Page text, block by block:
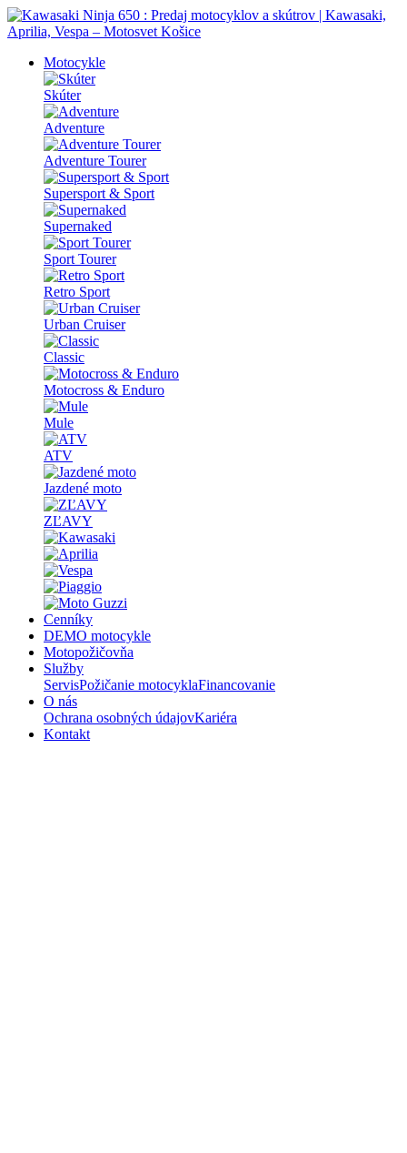
Motocykle
Skúter
Adventure
Adventure Tourer
Supersport & Sport
Supernaked
Sport Tourer
Retro Sport
Urban Cruiser
Classic
Motocross & Enduro
Mule
ATV
Jazdené moto
ZĽAVY
Cenníky
DEMO motocykle
Motopožičovňa
Služby
ServisPožičanie motocyklaFinancovanie
O nás
Ochrana osobných údajovKariéra
Kontakt